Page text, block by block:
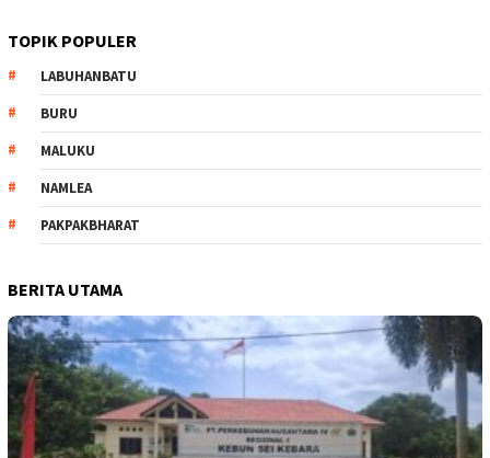
TOPIK POPULER
LABUHANBATU
BURU
MALUKU
NAMLEA
PAKPAKBHARAT
BERITA UTAMA